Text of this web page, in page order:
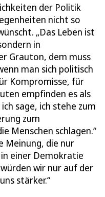
der Politik
nicht so
„Das Leben ist
in
Grauton, dem muss
man sich politisch
Kompromisse, für
empfinden es als
sage, ich stehe zum
zum
Menschen schlagen.“
Meinung, die nur
einer Demokratie
wir nur auf der
stärker.“